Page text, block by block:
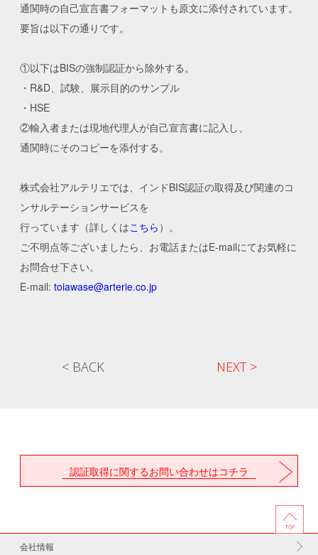
通関時の自己宣言書フォーマットも原文に添付されています。
要旨は以下の通りです。
①以下はBISの強制認証から除外する。
・R&D、試験、展示目的のサンプル
・HSE
②輸入者または現地代理人が自己宣言書に記入し、
通関時にそのコピーを添付する。
株式会社アルテリエでは、インドBIS認証の取得及び関連のコ
ンサルテーションサービスを
行っています（詳しくはこちら ）。
ご不明点等ございましたら、お電話またはE-mailにてお気軽に
お問合せ下さい。
E-mail: toiawase@arterie.co.jp
< BACK NEXT >
認証取得に関するお問い合わせはコチラ
会社情報